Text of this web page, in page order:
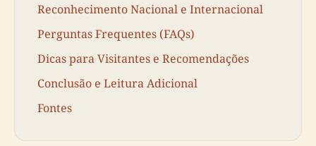
Reconhecimento Nacional e Internacional
Perguntas Frequentes (FAQs)
Dicas para Visitantes e Recomendações
Conclusão e Leitura Adicional
Fontes